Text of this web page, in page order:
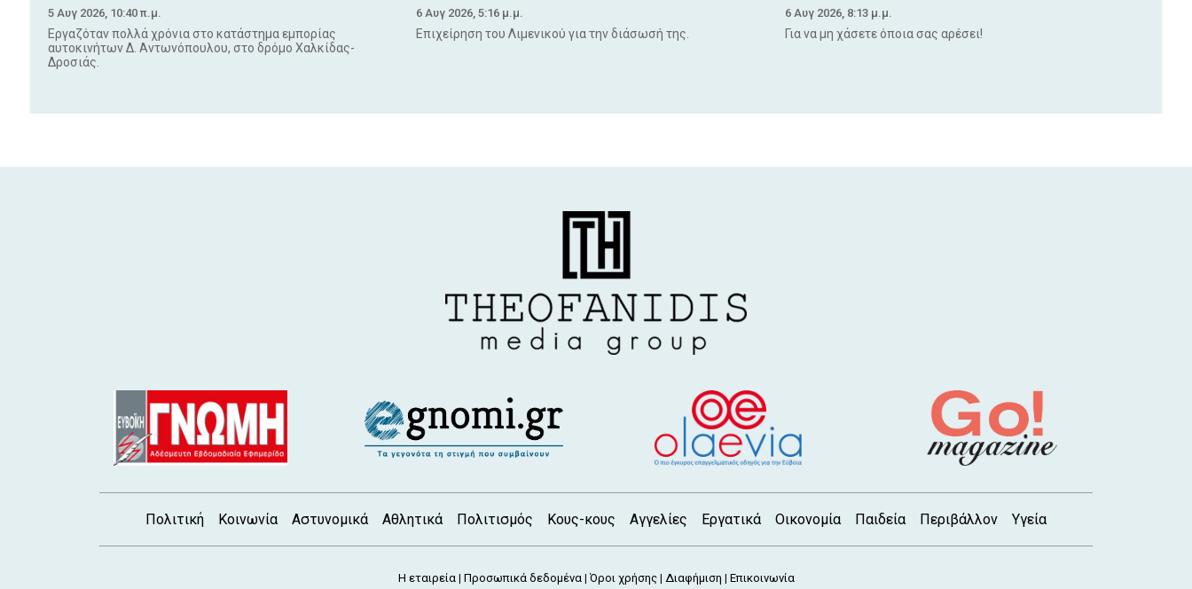
5 Αυγ 2026, 10:40 π.μ.
Εργαζόταν πολλά χρόνια στο κατάστημα εμπορίας
αυτοκινήτων Δ. Αντωνόπουλου, στο δρόμο Χαλκίδας-
Δροσιάς.
6 Αυγ 2026, 5:16 μ.μ.
Επιχείρηση του Λιμενικού για την διάσωσή της.
6 Αυγ 2026, 8:13 μ.μ.
Για να μη χάσετε όποια σας αρέσει!
Πολιτική Κοινωνία Αστυνομικά Αθλητικά Πολιτισμός Κους-κους Αγγελίες Εργατικά Οικονομία Παιδεία Περιβάλλον Υγεία
Η εταιρεία | Προσωπικά δεδομένα | Όροι χρήσης| Διαφήμιση | Επικοινωνία